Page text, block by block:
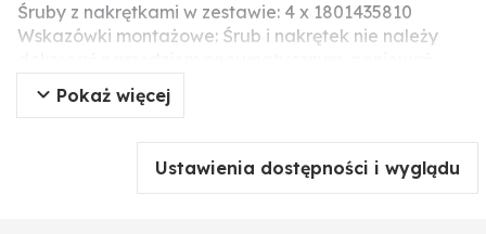
Śruby z nakrętkami w zestawie: 4 x 1801435810
Wskazówki montażowe: Śrub i nakrętek nie należy
może prowadzić to do uszkodzeń części roboczej
(pęknięcia związane z napięciem).
Pokaż więcej
Ustawienia dostępności i wyglądu